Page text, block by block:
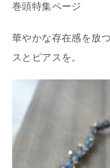
巻頭特集ページ
華やかな存在感を放
スとピアスを。